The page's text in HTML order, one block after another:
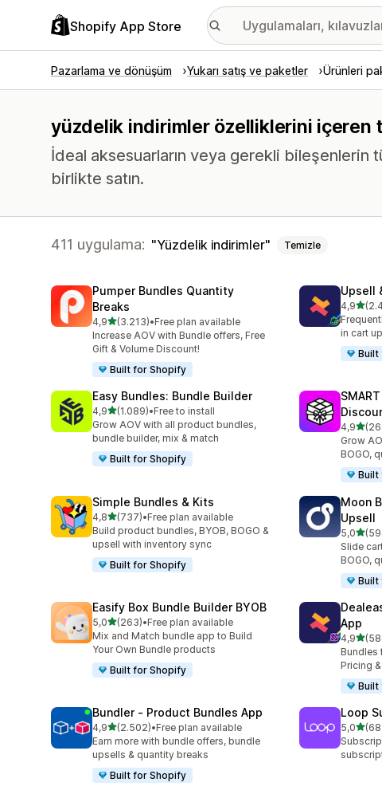
Shopify App Store
Pazarlama ve dönüşüm Yukarı satış ve paketler Ürünleri
yüzdelik indirimler özelliklerini içeren
İdeal aksesuarların veya gerekli
birlikte satın.
411 uygulama: Yüzdelik indirimler Temizle
Pumper Bundles Quantity
Breaks
4,95 yıldız üzerinden
(3.213)
toplam 3213 değerlendirme
•Free plan available
Increase AOV with Bundle offers, Free
Gift & Volume Discount!
Built for Shopify
Upsell
4,95
toplam
in cart
Built
Easy Bundles: Bundle Builder
4,95 yıldız üzerinden
(1.089)
toplam 1089 değerlendirme
•Free to install
Grow AOV with all product bundles,
bundle builder, mix & match
Built for Shopify
4,95
toplam
Grow
BOGO,
Built
Simple Bundles & Kits
4,85 yıldız üzerinden
(737)
toplam 737 değerlendirme
•Free plan available
Build product bundles, BYOB, BOGO &
upsell with inventory sync
Built for Shopify
Moon
Upsell
5,05
toplam
Slide
BOGO,
Built
Easify Box Bundle Builder BYOB
5,05 yıldız üzerinden
(263)
toplam 263 değerlendirme
•Free plan available
Mix and Match bundle app to Build
Your Own Bundle products
Built for Shopify
App
4,95
toplam
Bundles
Pricing
Built
Bundler ‑ Product Bundles App
4,95 yıldız üzerinden
(2.502)
toplam 2502 değerlendirme
•Free plan available
Earn more with bundle offers, bundle
upsells & quantity breaks
Built for Shopify
Loop
5,05
toplam